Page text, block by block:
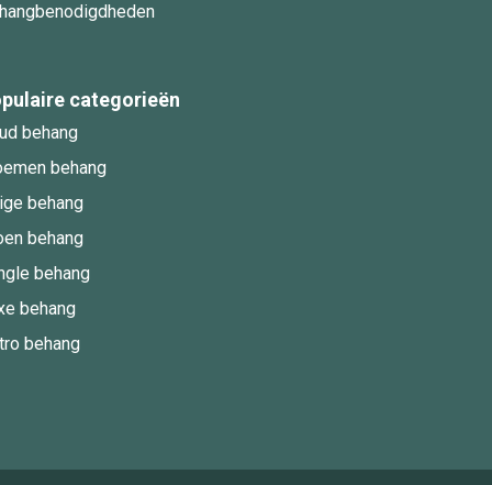
categorieën
behang
behang
behang
behang
behang
behang
behang